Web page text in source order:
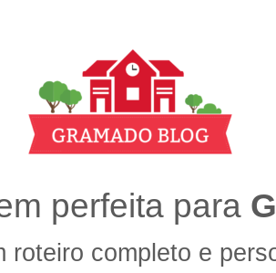
perfeita para
roteiro completo e